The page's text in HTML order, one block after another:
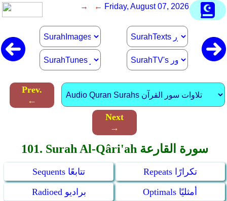
→ ← Friday, August 07, 2026
Prev.
←
Next
→
101. Surah Al-Qâri'ah سورة القارعة
Sequents تتابعًا
Repeats تكرارًا
Radioed براديو
Optimals أمثليًا